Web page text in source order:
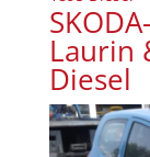
Laurin
Diesel